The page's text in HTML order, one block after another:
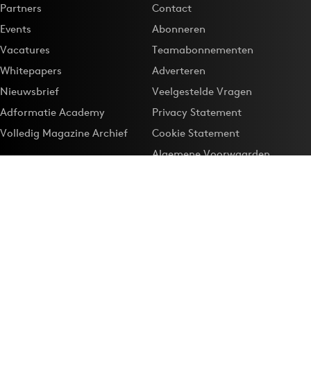
Partners
Events
Vacatures
Whitepapers
Nieuwsbrief
Adformatie Academy
Volledig Magazine Archief
Contact
Abonneren
Teamabonnementen
Adverteren
Veelgestelde Vragen
Privacy Statement
Cookie Statement
Algemene Voorwaarden